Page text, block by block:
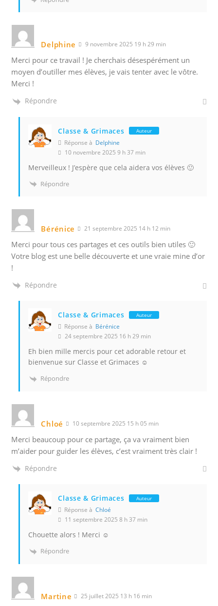
Delphine 9 novembre 2025 19 h 29 min
Merci pour ce travail ! Je cherchais désespérément un
moyen d’outiller mes élèves, je vais tenter avec le vôtre.
Merci !
Répondre
Classe & Grimaces Auteur
Réponse à Delphine
10 novembre 2025 9 h 37 min
Merveilleux ! J’espère que cela aidera vos élèves 🙂
Répondre
Bérénice 21 septembre 2025 14 h 12 min
Merci pour tous ces partages et ces outils bien utiles 🙂
Votre blog est une belle découverte et une vraie mine d’or
!
Répondre
Classe & Grimaces Auteur
Réponse à Bérénice
24 septembre 2025 16 h 29 min
Eh bien mille mercis pour cet adorable retour et
bienvenue sur Classe et Grimaces ☺️
Répondre
Chloé 10 septembre 2025 15 h 05 min
Merci beaucoup pour ce partage, ça va vraiment bien
m’aider pour guider les élèves, c’est vraiment très clair !
Répondre
Classe & Grimaces Auteur
Réponse àChloé
11 septembre 2025 8 h 37 min
Chouette alors ! Merci ☺️
Répondre
Martine 25 juillet 2025 13 h 16 min